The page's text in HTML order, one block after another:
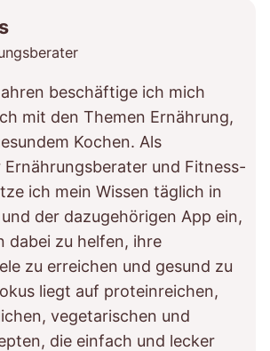
beschäftige ich mich
mit den Themen Ernährung,
Kochen. Als
Ernährungsberater und Fitness-
ich mein Wissen täglich in
der dazugehörigen App ein,
dabei zu helfen, ihre
zu erreichen und gesund zu
liegt auf proteinreichen,
vegetarischen und
die einfach und lecker